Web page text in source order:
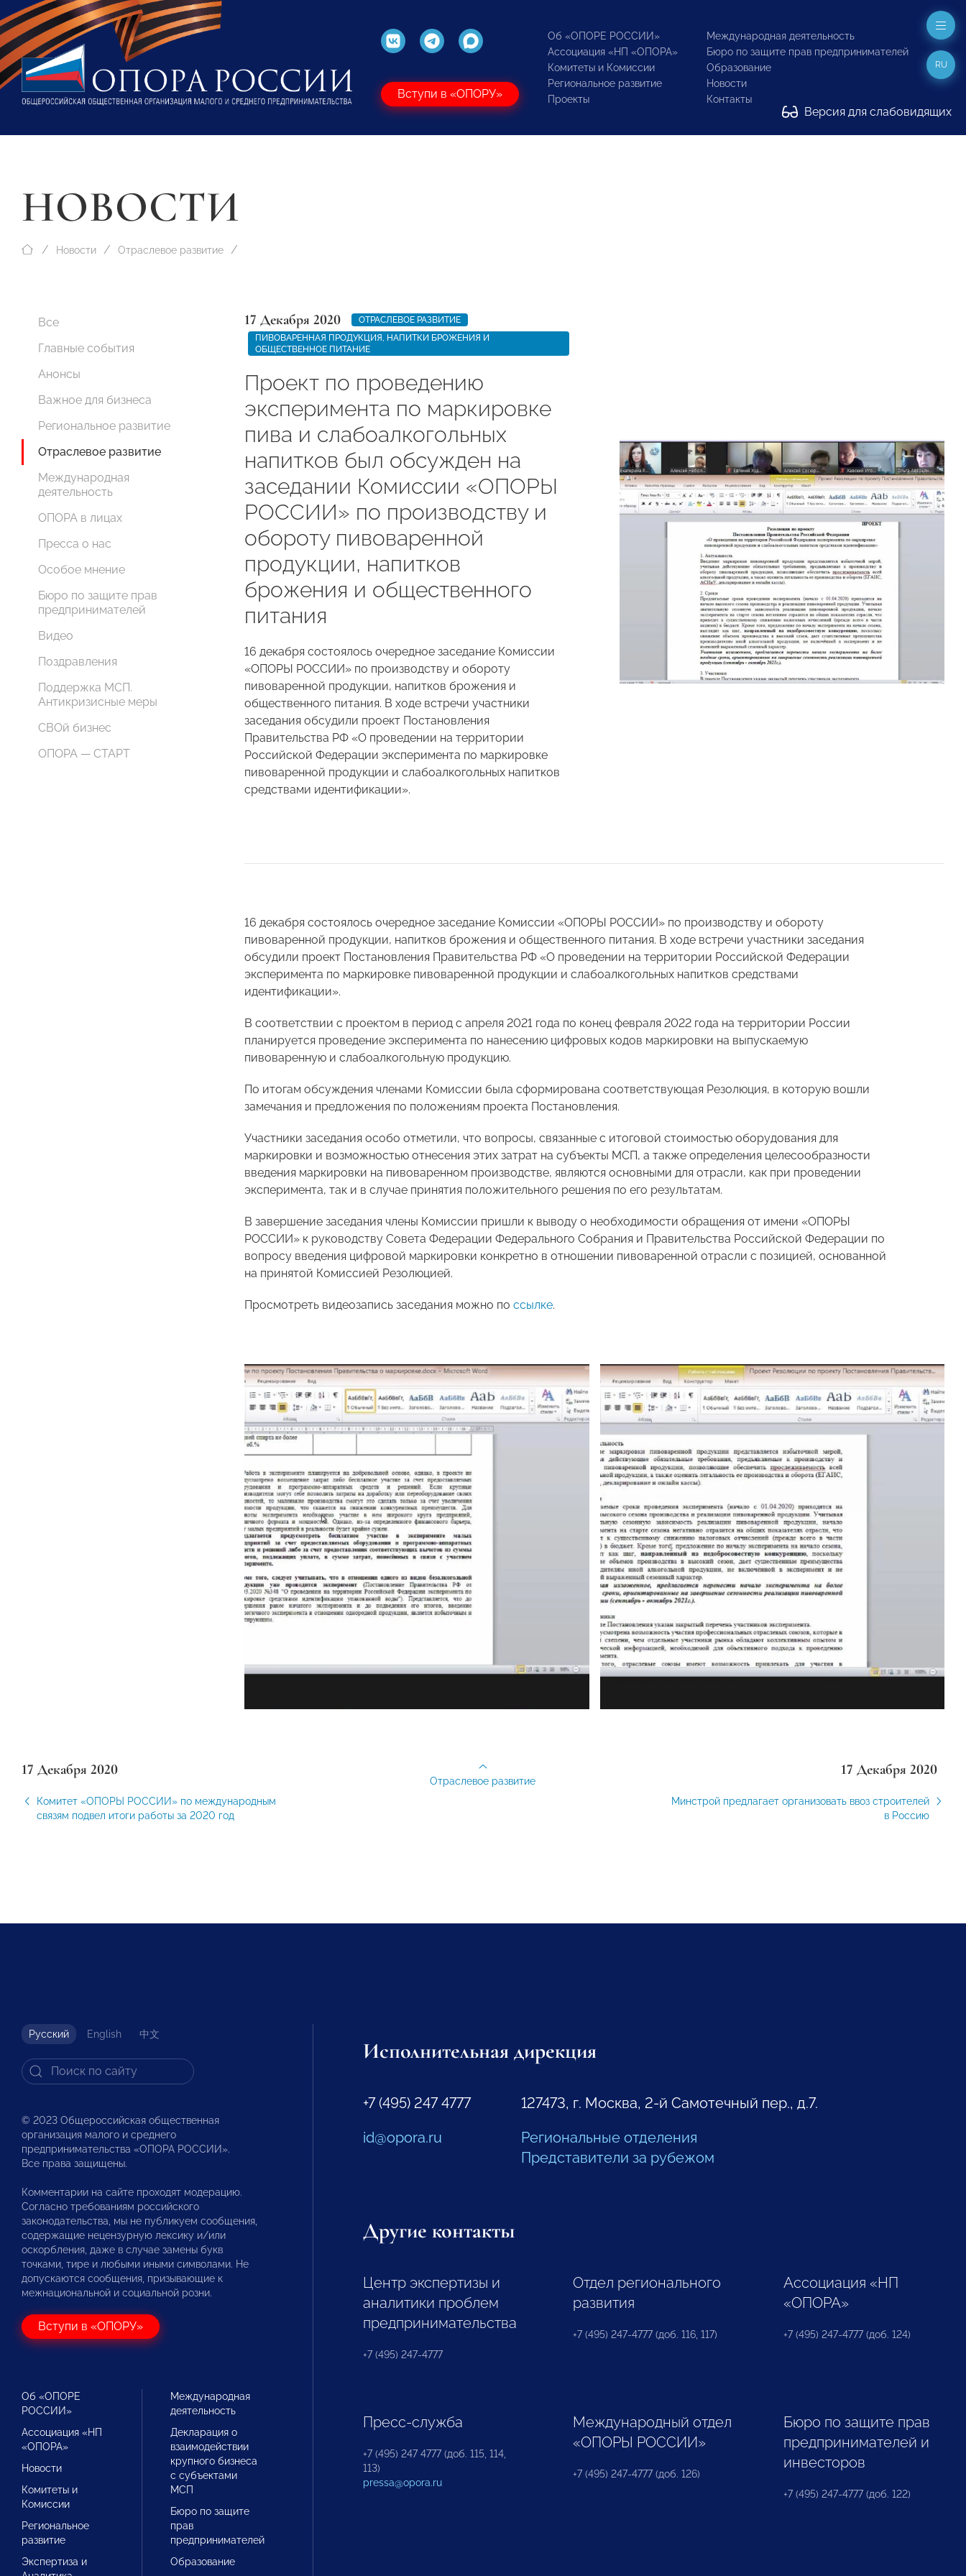
Вступи в «ОПОРУ»
Об «ОПОРЕ РОССИИ»
Ассоциация «НП «ОПОРА»
Комитеты и Комиссии
Региональное развитие
Проекты
Международная деятельность
Бюро по защите прав предпринимателей
Образование
Новости
Контакты
Версия для слабовидящих
RU
НОВОСТИ
Новости Отраслевое развитие
Все
Главные события
Анонсы
Важное для бизнеса
Региональное развитие
Отраслевое развитие
Международная
деятельность
ОПОРА в лицах
Пресса о нас
Особое мнение
Бюро по защите прав
предпринимателей
Видео
Поздравления
Поддержка МСП.
Антикризисные меры
СВОй бизнес
ОПОРА — СТАРТ
17 Декабря 2020
ОТРАСЛЕВОЕ РАЗВИТИЕ
ПИВОВАРЕННАЯ ПРОДУКЦИЯ, НАПИТКИ БРОЖЕНИЯ И
ОБЩЕСТВЕННОЕ ПИТАНИЕ
Проект по проведению
эксперимента по маркировке
пива и слабоалкогольных
напитков был обсужден на
заседании Комиссии «ОПОРЫ
РОССИИ» по производству и
обороту пивоваренной
продукции, напитков
брожения и общественного
питания
16 декабря состоялось очередное заседание Комиссии
«ОПОРЫ РОССИИ» по производству и обороту
пивоваренной продукции, напитков брожения и
общественного питания. В ходе встречи участники
заседания обсудили проект Постановления
Правительства РФ «О проведении на территории
Российской Федерации эксперимента по маркировке
пивоваренной продукции и слабоалкогольных напитков
средствами идентификации».
16 декабря состоялось очередное заседание Комиссии «ОПОРЫ РОССИИ» по производству и обороту
пивоваренной продукции, напитков брожения и общественного питания. В ходе встречи участники заседания
обсудили проект Постановления Правительства РФ «О проведении на территории Российской Федерации
эксперимента по маркировке пивоваренной продукции и слабоалкогольных напитков средствами
идентификации».
В соответствии с проектом в период с апреля 2021 года по конец февраля 2022 года на территории России
планируется проведение эксперимента по нанесению цифровых кодов маркировки на выпускаемую
пивоваренную и слабоалкогольную продукцию.
По итогам обсуждения членами Комиссии была сформирована соответствующая Резолюция, в которую вошли
замечания и предложения по положениям проекта Постановления.
Участники заседания особо отметили, что вопросы, связанные с итоговой стоимостью оборудования для
маркировки и возможностью отнесения этих затрат на субъекты МСП, а также определения целесообразности
введения маркировки на пивоваренном производстве, являются основными для отрасли, как при проведении
эксперимента, так и в случае принятия положительного решения по его результатам.
В завершение заседания члены Комиссии пришли к выводу о необходимости обращения от имени «ОПОРЫ
РОССИИ» к руководству Совета Федерации Федерального Собрания и Правительства Российской Федерации по
вопросу введения цифровой маркировки конкретно в отношении пивоваренной отрасли с позицией, основанной
на принятой Комиссией Резолюцией.
Просмотреть видеозапись заседания можно по ссылке.
17 Декабря 2020
Комитет «ОПОРЫ РОССИИ» по международным
связям подвел итоги работы за 2020 год
17 Декабря 2020
Минстрой предлагает организовать ввоз строителей
в Россию
Отраслевое развитие
Русский English 中文
© 2023 Общероссийская общественная
организация малого и среднего
предпринимательства «ОПОРА РОССИИ».
Все права защищены.
Комментарии на сайте проходят модерацию.
Согласно требованиям российского
законодательства, мы не публикуем сообщения,
содержащие нецензурную лексику и/или
оскорбления, даже в случае замены букв
точками, тире и любыми иными символами. Не
допускаются сообщения, призывающие к
межнациональной и социальной розни.
Вступи в «ОПОРУ»
Об «ОПОРЕ
РОССИИ»
Ассоциация «НП
«ОПОРА»
Новости
Комитеты и
Комиссии
Региональное
развитие
Экспертиза и
Международная
деятельность
Декларация о
взаимодействии
крупного бизнеса
с субъектами
МСП
Бюро по защите
прав
предпринимателей
Образование
Исполнительная дирекция
+7 (495) 247 4777
id@opora.ru
127473, г. Москва, 2-й Самотечный пер., д.7.
Региональные отделения
Представители за рубежом
Другие контакты
Центр экспертизы и
аналитики проблем
предпринимательства
+7 (495) 247-4777
Отдел регионального
развития
+7 (495) 247-4777 (доб. 116, 117)
Ассоциация «НП
«ОПОРА»
+7 (495) 247-4777 (доб. 124)
Пресс-служба
+7 (495) 247 4777 (доб. 115, 114,
113)
pressa@opora.ru
Международный отдел
«ОПОРЫ РОССИИ»
+7 (495) 247-4777 (доб. 126)
Бюро по защите прав
предпринимателей и
инвесторов
+7 (495) 247-4777 (доб. 122)